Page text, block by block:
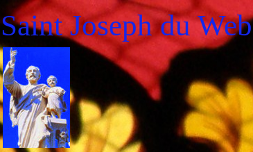
Saint Joseph du Web